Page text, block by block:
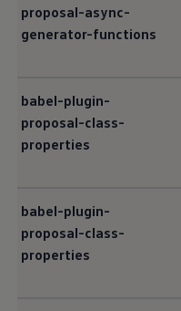
proposal-async-
generator-functions
babel-plugin-
proposal-class-
properties
babel-plugin-
proposal-class-
properties